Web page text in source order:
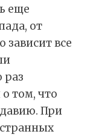
еще
от
все
раз
том, что
При